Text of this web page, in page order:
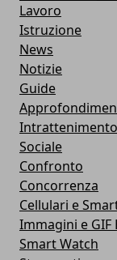
Lavoro
Istruzione
News
Notizie
Guide
Intrattenimento
Sociale
Confronto
Concorrenza
Cellulari e
Immagini e
Smart Watch